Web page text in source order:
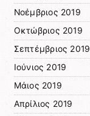
Νοέμβριος 2019
Οκτώβριος 2019
Σεπτέμβριος 2019
Ιούνιος 2019
Μάιος 2019
Απρίλιος 2019